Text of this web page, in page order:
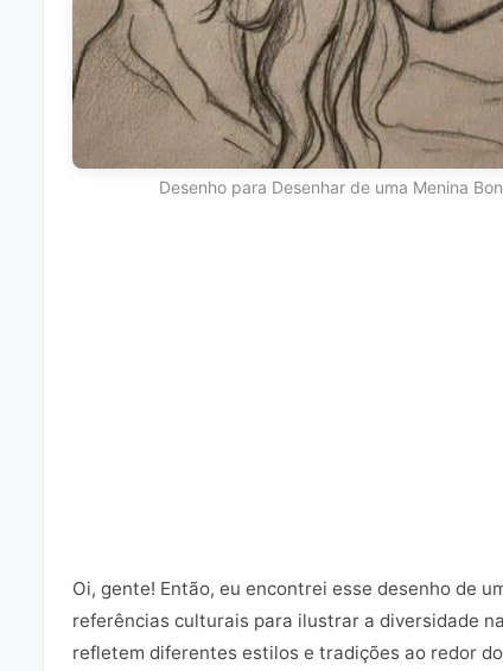
Desenho para Desenhar de uma Menina
Oi, gente! Então, eu encontrei esse desenho de
referências culturais para ilustrar a diversidade
refletem diferentes estilos e tradições ao redor